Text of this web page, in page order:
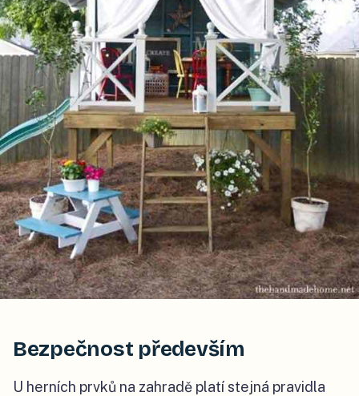
Bezpečnost především
U herních prvků na zahradě platí stejná pravidla